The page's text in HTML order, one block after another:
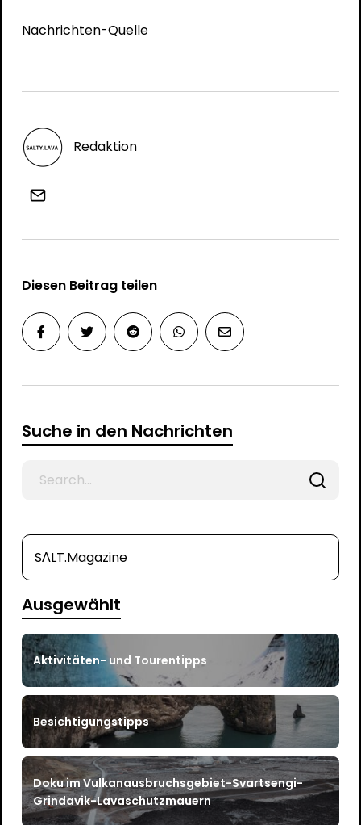
Nachrichten-Quelle
Redaktion
Diesen Beitrag teilen
Suche in den Nachrichten
SΛLT.Magazine
Ausgewählt
Aktivitäten- und Tourentipps
Besichtigungstipps
Doku im Vulkanausbruchsgebiet-Svartsengi-
Grindavik-Lavaschutzmauern